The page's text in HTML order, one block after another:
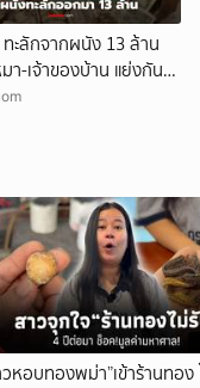
ทะลักจากผนัง 13 ล้าน
า-เจ้าของบ้าน แย่งกัน
ศาลตัดสินให้ใคร?!
วหอบทองพม่า”เข้าร้านทอ